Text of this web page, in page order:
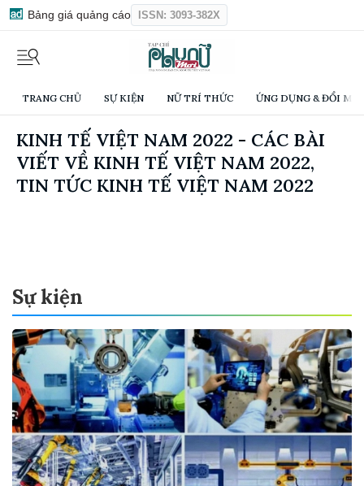
Bảng giá quảng cáo ISSN: 3093-382X
TRANG CHỦ SỰ KIỆN NỮ TRÍ THỨC ỨNG DỤNG & ĐỔI
KINH TẾ VIỆT NAM 2022 - CÁC BÀI
VIẾT VỀ KINH TẾ VIỆT NAM 2022,
TIN TỨC KINH TẾ VIỆT NAM 2022
Sự kiện